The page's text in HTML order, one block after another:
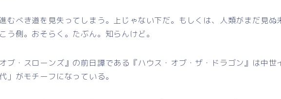
むべき道を見失ってしまう。上じゃない下だ。もしくは、人類がまだ見ぬ
う側。おそらく。たぶん。知らんけど。
ブ・スローンズ』の前日譚である『ハウス・オブ・ザ・ドラゴン』は中世
」がモチーフになっている。